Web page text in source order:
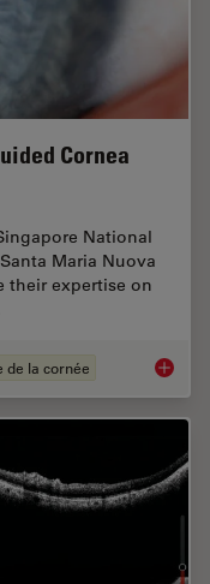
Cornea
National
Maria Nuova
their expertise on
de la cornée Clinical